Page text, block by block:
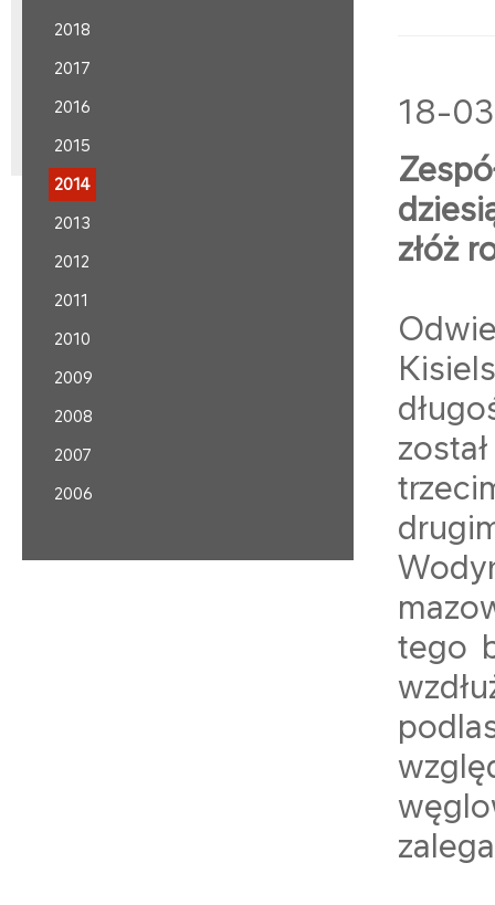
2018
2017
2016
2015
2014
2013
2012
2011
2010
2009
2008
2007
2006
18-
złóż
tego